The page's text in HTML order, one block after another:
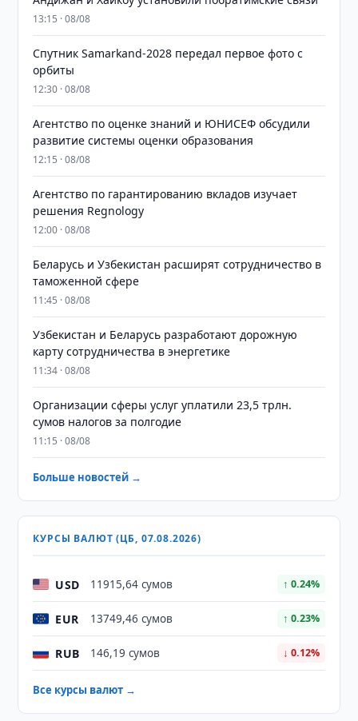
13:15 · 08/08
Спутник Samarkand-2028 передал первое фото с
орбиты
12:30 · 08/08
Агентство по оценке знаний и ЮНИСЕФ обсудили
развитие системы оценки образования
12:15 · 08/08
Агентство по гарантированию вкладов изучает
решения Regnology
12:00 · 08/08
Беларусь и Узбекистан расширят сотрудничество в
таможенной сфере
11:45 · 08/08
Узбекистан и Беларусь разработают дорожную
карту сотрудничества в энергетике
11:34 · 08/08
Организации сферы услуг уплатили 23,5 трлн.
сумов налогов за полгодие
11:15 · 08/08
Больше новостей →
КУРСЫ ВАЛЮТ (ЦБ, 07.08.2026)
USD 11915,64 сумов ↑ 0.24%
EUR 13749,46 сумов ↑ 0.23%
RUB 146,19 сумов ↓ 0.12%
Все курсы валют →